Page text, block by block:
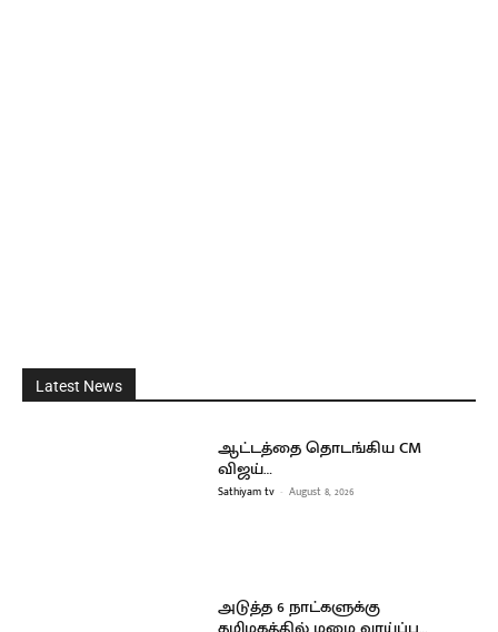
Latest News
ஆட்டத்தை தொடங்கிய CM
விஜய்…
Sathiyam tv - August 8, 2026
அடுத்த 6 நாட்களுக்கு